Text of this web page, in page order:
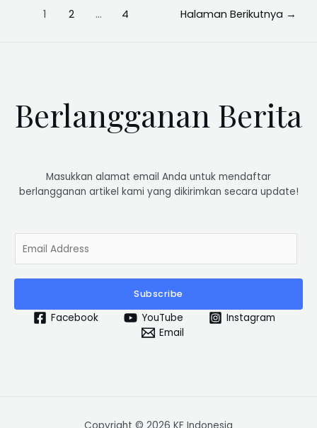
1 2 … 4 Halaman Berikutnya →
Berlangganan Berita
Masukkan alamat email Anda untuk mendaftar
berlangganan artikel kami yang dikirimkan secara update!
m
i
Subscribe
Facebook YouTube
Instagram
Email